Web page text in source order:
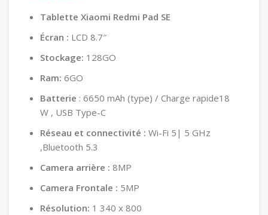
Tablette Xiaomi Redmi Pad SE
Écran : LCD 8.7″
Stockage: 128GO
Ram: 6GO
Batterie : 6650 mAh (type) / Charge rapide18
W , USB Type-C
Réseau et connectivité : Wi-Fi 5| 5 GHz
,Bluetooth 5.3
Camera arrière : 8MP
Camera Frontale : 5MP
Résolution: 1 340 x 800